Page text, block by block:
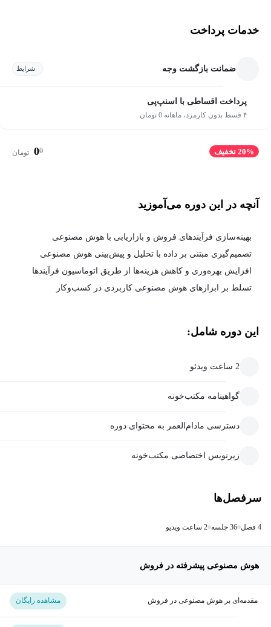
خدمات پرداخت
ضمانت بازگشت وجه شرایط
پرداخت اقساطی با اسنپ‌پی
۴ قسط بدون کارمزد، ماهانه 0 تومان
20% تخفیف 0
0 تومان
آنچه در این دوره می‌آموزید
بهینه‌سازی فرآیندهای فروش و بازاریابی با هوش مصنوعی
تصمیم‌گیری مبتنی بر داده با تحلیل و پیش‌بینی هوش مصنوعی
افزایش بهره‌وری و کاهش هزینه‌ها از طریق اتوماسیون فرآیندها
تسلط بر ابزارهای هوش مصنوعی کاربردی در کسب‌وکار
این دوره شامل:
2 ساعت ویدئو
گواهینامه مکتب‌خونه
دسترسی مادام‌العمر به محتوای دوره
زیرنویس اختصاصی مکتب‌خونه
سرفصل‌ها
4 فصل 36 جلسه 2 ساعت ویدیو
هوش مصنوعی پیشرفته در فروش
مقدمه‌ای بر هوش مصنوعی در فروش مشاهده رایگان